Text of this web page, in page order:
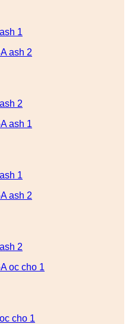
1
2
1
2
cho 1